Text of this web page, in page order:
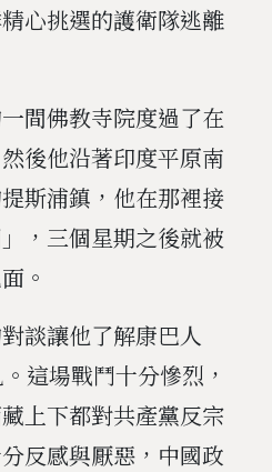
心挑選的護衛隊逃離
間佛教寺院度過了在
後他沿著印度平原南
斯浦鎮，他在那裡接
，三個星期之後就被
。
談讓他了解康巴人
這場戰鬥十分慘烈，
上下都對共產黨反宗
反感與厭惡，中國政